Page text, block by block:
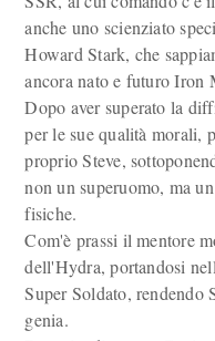
anche uno scienziato
Howard Stark, che
ancora nato e futuro Iron
Dopo aver superato la
per le sue qualità morali,
proprio Steve,
non un superuomo, ma
fisiche.
Com'è prassi il mentore
dell'Hydra, portandosi
Super Soldato, rendendo
genia.